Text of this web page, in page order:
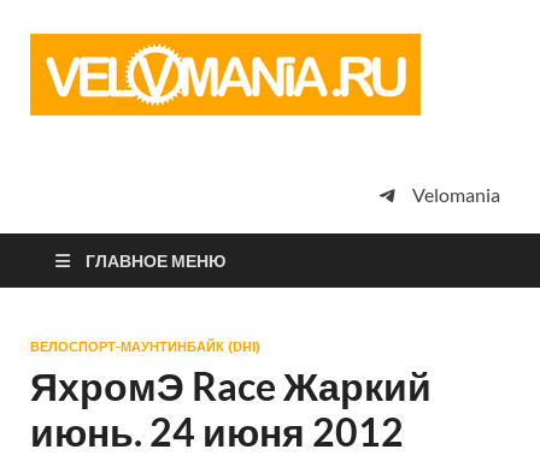
просто
Velomania
ГЛАВНОЕ МЕНЮ
ВЕЛОСПОРТ-МАУНТИНБАЙК (DHI)
ЯхромЭ Race Жаркий
июнь. 24 июня 2012